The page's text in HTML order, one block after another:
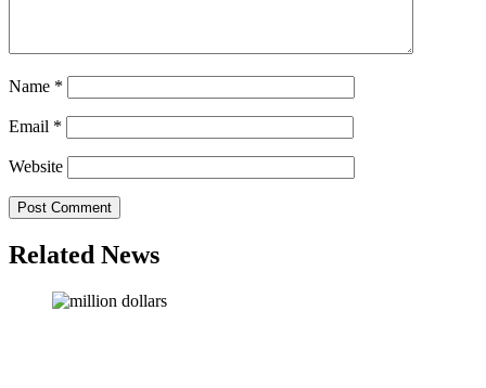
Name *
Email *
Website
Related News